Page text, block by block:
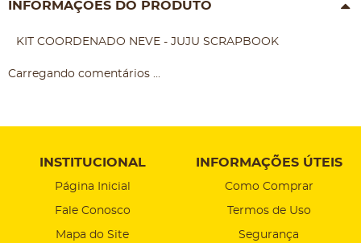
INFORMAÇÕES DO PRODUTO
KIT COORDENADO NEVE - JUJU SCRAPBOOK
Carregando comentários ...
INSTITUCIONAL
Página Inicial
Fale Conosco
Mapa do Site
INFORMAÇÕES ÚTEIS
Como Comprar
Termos de Uso
Segurança